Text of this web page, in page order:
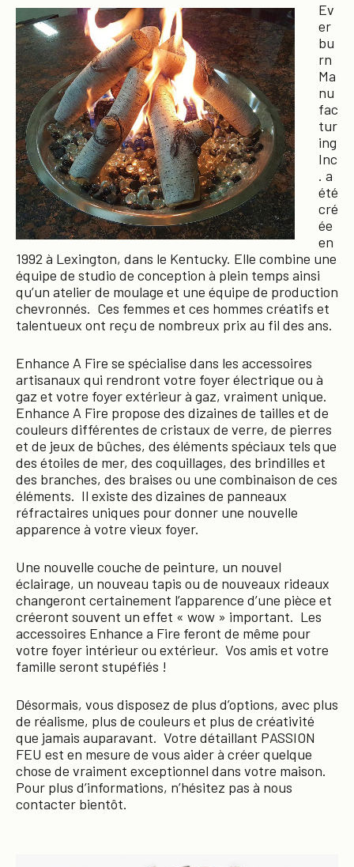
Ev
er
bu
rn
Ma
nu
fac
tur
ing
Inc
. a
été
cré
ée
en
1992 à Lexington, dans le Kentucky. Elle combine une
équipe de studio de conception à plein temps ainsi
qu’un atelier de moulage et une équipe de production
chevronnés. Ces femmes et ces hommes créatifs et
talentueux ont reçu de nombreux prix au fil des ans.
Enhance A Fire se spécialise dans les accessoires
artisanaux qui rendront votre foyer électrique ou à
gaz et votre foyer extérieur à gaz, vraiment unique.
Enhance A Fire propose des dizaines de tailles et de
couleurs différentes de cristaux de verre, de pierres
et de jeux de bûches, des éléments spéciaux tels que
des étoiles de mer, des coquillages, des brindilles et
des branches, des braises ou une combinaison de ces
éléments. Il existe des dizaines de panneaux
réfractaires uniques pour donner une nouvelle
apparence à votre vieux foyer.
Une nouvelle couche de peinture, un nouvel
éclairage, un nouveau tapis ou de nouveaux rideaux
changeront certainement l’apparence d’une pièce et
créeront souvent un effet « wow » important. Les
accessoires Enhance a Fire feront de même pour
votre foyer intérieur ou extérieur. Vos amis et votre
famille seront stupéfiés !
Désormais, vous disposez de plus d’options, avec plus
de réalisme, plus de couleurs et plus de créativité
que jamais auparavant. Votre détaillant PASSION
FEU est en mesure de vous aider à créer quelque
chose de vraiment exceptionnel dans votre maison.
Pour plus d’informations, n’hésitez pas à nous
contacter bientôt.